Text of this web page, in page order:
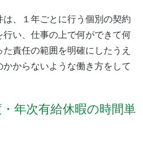
、１年ごとに行う個別の契約
行い、仕事の上で何ができて何
責任の範囲を明確にしたうえ
からないような働き方をして
年次有給休暇の時間単